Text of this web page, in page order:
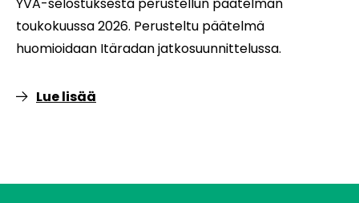
toukokuussa 2026. Perusteltu päätelmä
huomioidaan Itäradan jatkosuunnittelussa.
Lue lisää